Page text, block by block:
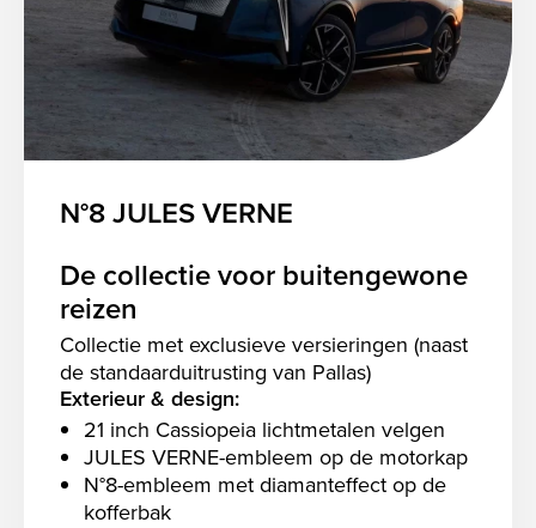
N°8 JULES VERNE
De collectie voor buitengewone
reizen
Collectie met exclusieve versieringen (naast
de standaarduitrusting van Pallas)
Exterieur & design:
21 inch Cassiopeia lichtmetalen velgen
JULES VERNE-embleem op de motorkap
N°8-embleem met diamanteffect op de
kofferbak